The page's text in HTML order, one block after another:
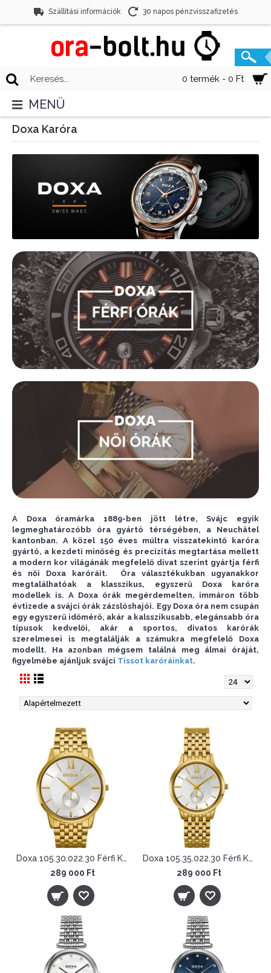
Szállítási információk 30 napos pénzvisszafizetés
0 termék - 0 Ft
MENÜ
Doxa Karóra
A Doxa óramárka 1889-ben jött létre, Svájc egyik
legmeghatározóbb óra gyártó térségében, a Neuchâtel
kantonban. A közel 150 éves múltra visszatekintő karóra
gyártó, a kezdeti minőség és precízitás megtartása mellett
a modern kor világánák megfelelő divat szerint gyártja férfi
és női Doxa karóráit. Óra választékukban ugyanakkor
megtalálhatóak a klasszikus, egyszerű Doxa karóra
modellek is. A Doxa órák megérdemelten, immáron több
évtizede a svájci órák zázslóshajói. Egy Doxa óra nem csupán
egy egyszerű időmérő, akár a kalsszikusabb, elegánsabb óra
típusok kedvelői, akár a sportos, divatos karórák
szerelmesei is megtalálják a számukra megfelelő Doxa
modellt. Ha azonban mégsem találná meg álmai óráját,
figyelmébe ajánljuk svájci Tissot karóráinkat.
Doxa 105.30.022.30 Férfi Karóra - Slim Line
289 000 Ft
Doxa 105.35.022.30 Férfi Karóra - Slim Line
289 000 Ft